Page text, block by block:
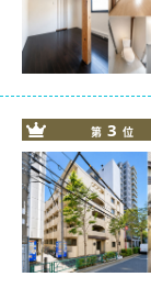
第 3 位